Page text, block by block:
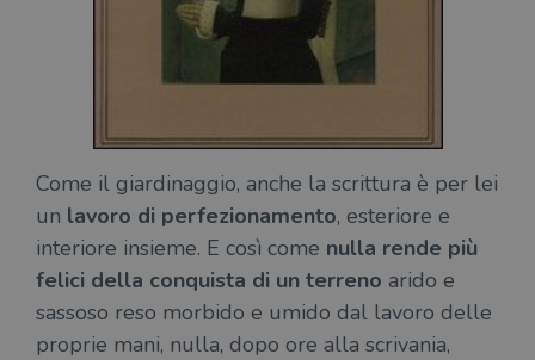
Come il giardinaggio, anche la scrittura è per lei
un lavoro di perfezionamento, esteriore e
interiore insieme. E così come nulla rende più
felici della conquista di un terreno arido e
sassoso reso morbido e umido dal lavoro delle
proprie mani, nulla, dopo ore alla scrivania,